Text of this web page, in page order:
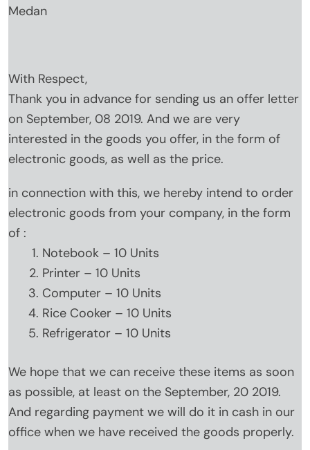
Medan
With Respect,
Thank you in advance for sending us an offer letter
on September, 08 2019. And we are very
interested in the goods you offer, in the form of
electronic goods, as well as the price.
in connection with this, we hereby intend to order
electronic goods from your company, in the form
of :
Notebook – 10 Units
Printer – 10 Units
Computer – 10 Units
Rice Cooker – 10 Units
Refrigerator – 10 Units
We hope that we can receive these items as soon
as possible, at least on the September, 20 2019.
And regarding payment we will do it in cash in our
office when we have received the goods properly.